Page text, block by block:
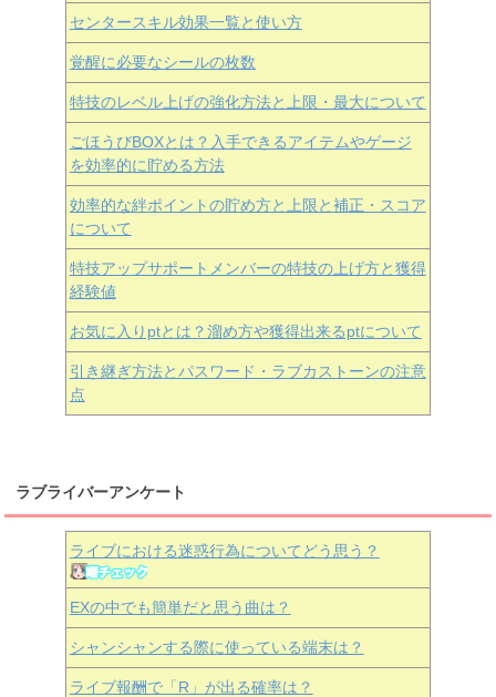
センタースキル効果一覧と使い方
覚醒に必要なシールの枚数
特技のレベル上げの強化方法と上限・最大について
ごほうびBOXとは？入手できるアイテムやゲージ
を効率的に貯める方法
効率的な絆ポイントの貯め方と上限と補正・スコア
について
特技アップサポートメンバーの特技の上げ方と獲得
経験値
お気に入りptとは？溜め方や獲得出来るptについて
引き継ぎ方法とパスワード・ラブカストーンの注意
点
ラブライバーアンケート
ライブにおける迷惑行為についてどう思う？
EXの中でも簡単だと思う曲は？
シャンシャンする際に使っている端末は？
ライブ報酬で「R」が出る確率は？